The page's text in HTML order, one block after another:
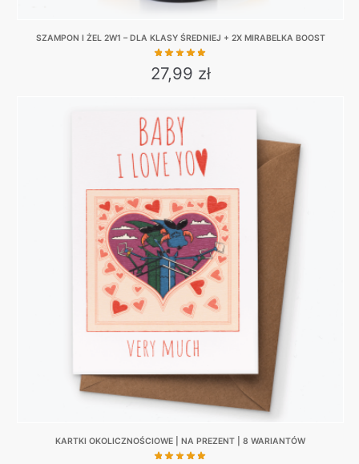
SZAMPON I ŻEL 2W1 – DLA KLASY ŚREDNIEJ + 2X MIRABELKA BOOST
27,99 zł
KARTKI OKOLICZNOŚCIOWE | NA PREZENT | 8 WARIANTÓW